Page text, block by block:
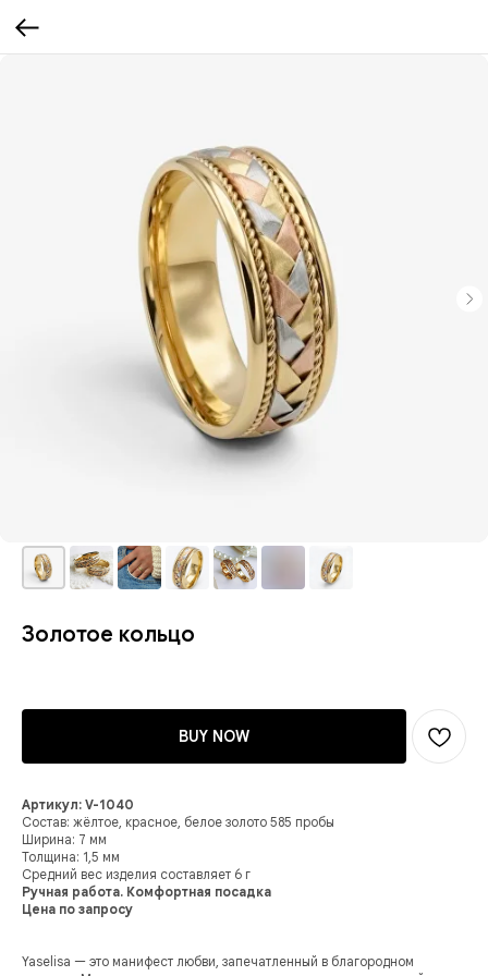
Золотое кольцо
BUY NOW
Артикул: V-1040
Состав: жёлтое, красное, белое золото 585 пробы
Ширина: 7 мм
Толщина: 1,5 мм
Средний вес изделия составляет 6 г
Ручная работа. Комфортная посадка
Цена по запросу
Yaselisa — это манифест любви, запечатленный в благородном